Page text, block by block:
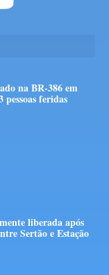
na BR-386 em
pessoas feridas
liberada após
Sertão e Estação